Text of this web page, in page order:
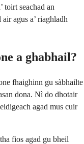
toirt seachad an
agus a’ riaghladh
a ghabhail?
fhaighinn gu sàbhailte
dona. Nì do dhotair
agad mus cuir
fios agad gu bheil